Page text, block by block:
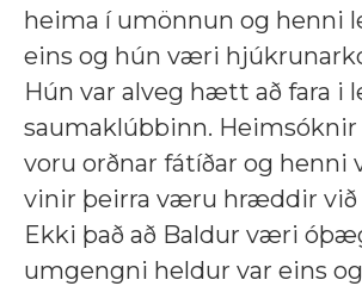
heima í umönnun og henni
eins og hún væri
Hún var alveg hætt að fara i
saumaklúbbinn.
voru orðnar fátíðar og henni
vinir þeirra væru hræddir við
Ekki það að Baldur væri
umgengni heldur var eins